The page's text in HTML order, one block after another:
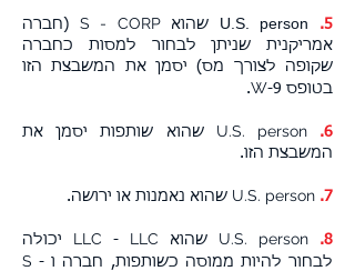
5.
U.S. person שהואS - CORP (חברה
אמריקנית שניתן לבחור למסות כחברה
שקופה לצורך מס) יסמן את המשבצת הזו
בטופס
W-9.
6.
U.S. person שהוא שותפות יסמן את
המשבצת הזו.
7.
U.S. person שהוא נאמנות או ירושה.
8.
U.S. person שהוא LLC - LLC
יכולה
לבחור להיות ממוסה כשותפות, חברה ו - S